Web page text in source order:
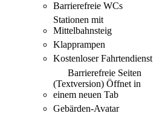
Barrierefreie WCs
Stationen mit
Mittelbahnsteig
Klapprampen
Kostenloser Fahrtendienst
Barrierefreie Seiten
(Textversion) Öffnet in
einem neuen Tab
Gebärden-Avatar